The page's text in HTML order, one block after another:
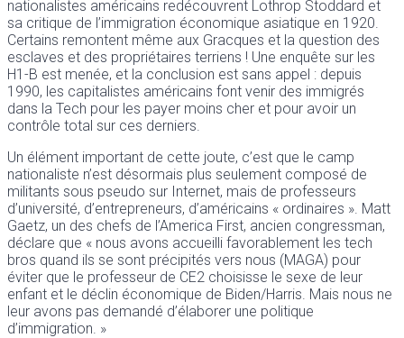
nationalistes américains redécouvrent Lothrop Stoddard et
sa critique de l’immigration économique asiatique en 1920.
Certains remontent même aux Gracques et la question des
esclaves et des propriétaires terriens ! Une enquête sur les
H1-B est menée, et la conclusion est sans appel : depuis
1990, les capitalistes américains font venir des immigrés
dans la Tech pour les payer moins cher et pour avoir un
contrôle total sur ces derniers.
Un élément important de cette joute, c’est que le camp
nationaliste n’est désormais plus seulement composé de
militants sous pseudo sur Internet, mais de professeurs
d’université, d’entrepreneurs, d’américains « ordinaires ». Matt
Gaetz, un des chefs de l’America First, ancien congressman,
déclare que « nous avons accueilli favorablement les tech
bros quand ils se sont précipités vers nous (MAGA) pour
éviter que le professeur de CE2 choisisse le sexe de leur
enfant et le déclin économique de Biden/Harris. Mais nous ne
leur avons pas demandé d’élaborer une politique
d’immigration. »